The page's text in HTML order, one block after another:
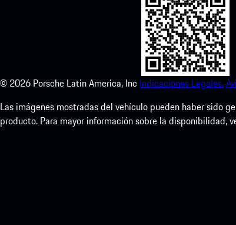
© 2026 Porsche Latin America, Inc Indicaciones Legales.
Las imágenes mostradas del vehículo pueden haber sido
producto. Para mayor información sobre la disponibilidad,